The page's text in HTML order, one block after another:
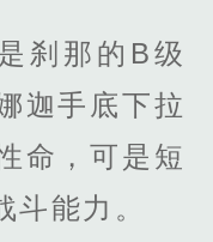
刹那的B级
迦手底下拉
命，可是短
斗能力。